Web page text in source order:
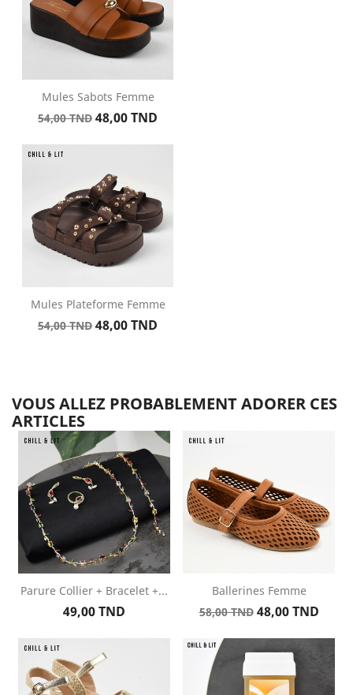
Mules Sabots Femme
Prix
base
54,00 TND Prix
48,00 TND
Mules Plateforme Femme
Prix
54,00 TND Prix
48,00 TND
VOUS ALLEZ PROBABLEMENT ADORER CES
ARTICLES
Parure Collier + Bracelet +...
Prix
49,00 TND
Ballerines Femme
Prix
base
58,00 TND Prix
48,00 TND